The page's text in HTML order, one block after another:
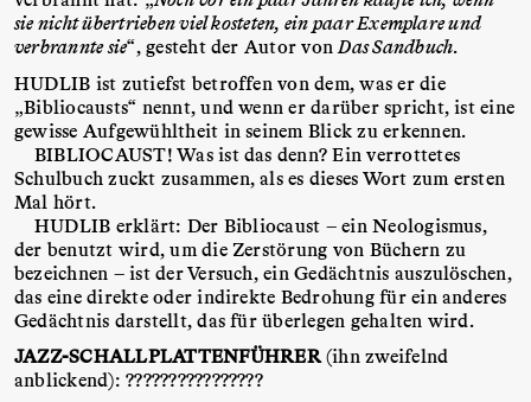
sie nicht übertrieben viel kosteten, ein paar Exemplare und
verbrannte sie“, gesteht der Autor von Das Sandbuch.
HUDLIB ist zutiefst betroffen von dem, was er die
„Bibliocausts“ nennt, und wenn er darüber spricht, ist eine
gewisse Aufgewühltheit in seinem Blick zu erkennen.
BIBLIOCAUST! Was ist das denn? Ein verrottetes
Schulbuch zuckt zusammen, als es dieses Wort zum ersten
Mal hört.
HUDLIB erklärt: Der Bibliocaust – ein Neologismus,
der benutzt wird, um die Zerstörung von Büchern zu
bezeichnen – ist der Versuch, ein Gedächtnis auszulöschen,
das eine direkte oder indirekte Bedrohung für ein anderes
Gedächtnis darstellt, das für überlegen gehalten wird.
JAZZ-SCHALLPLATTENFÜHRER(ihn zweifelnd
anblickend): ????????????????